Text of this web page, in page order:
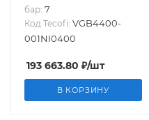
бар: 7
Код Tecofi: VGB4400-
001NI0400
193 663.80 ₽/шт
В КОРЗИНУ